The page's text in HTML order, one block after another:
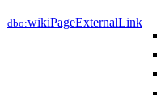
dbo:wikiPageExternalLink